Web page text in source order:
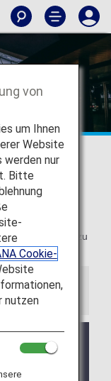
sich einfach
und Ihr Ziel zu
für
zur
von
um Ihnen
Website
werden nur
Bitte
Cookie-
nutzen